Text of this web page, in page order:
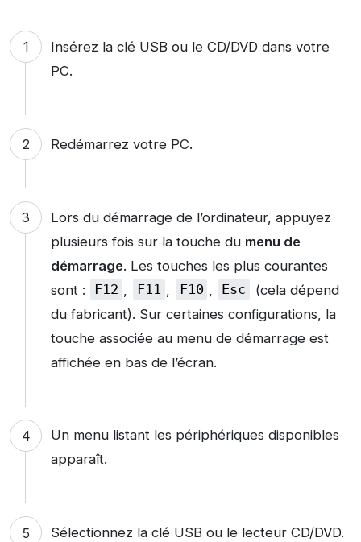
Insérez la clé USB ou le CD/DVD dans votre
PC.
Redémarrez votre PC.
Lors du démarrage de l’ordinateur, appuyez
plusieurs fois sur la touche du menu de
démarrage. Les touches les plus courantes
sont :
F12 F11 F10 Esc
(cela dépend
du fabricant). Sur certaines configurations, la
touche associée au menu de démarrage est
affichée en bas de l’écran.
Un menu listant les périphériques disponibles
apparaît.
Sélectionnez la clé USB ou le lecteur CD/DVD.